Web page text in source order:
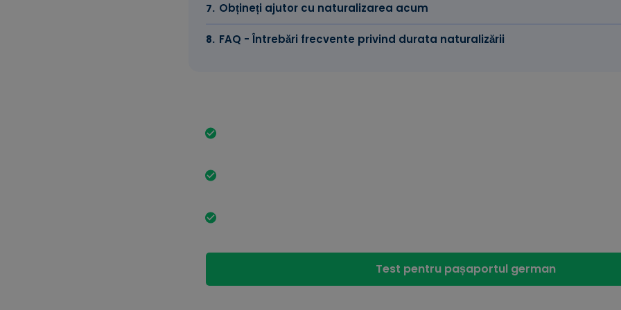
Obțineți ajutor cu naturalizarea acum
FAQ - Întrebări frecvente privind durata naturalizării
Test pentru pașaportul german